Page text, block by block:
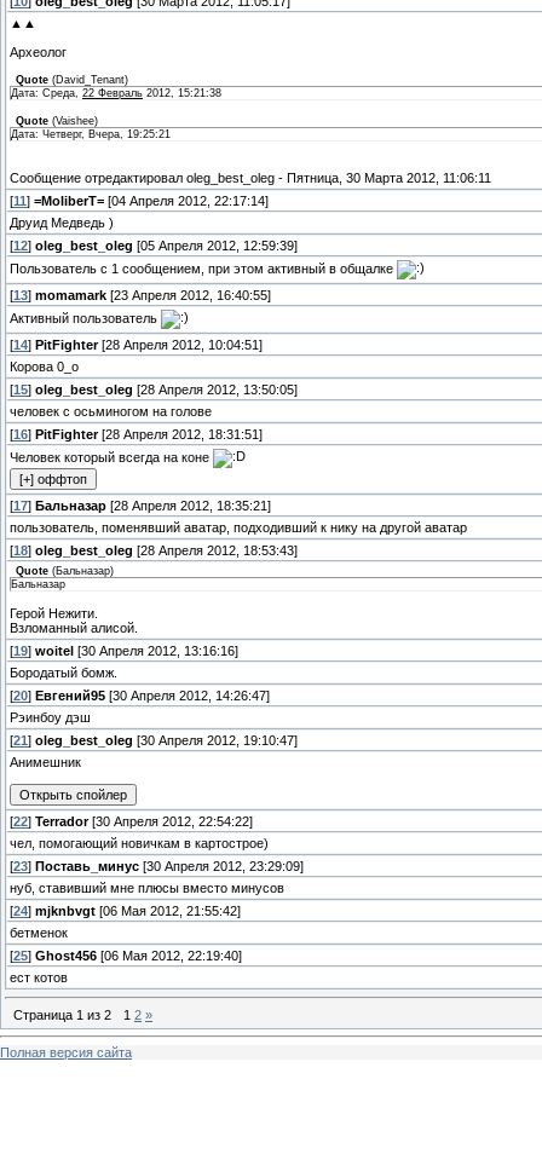
▲▲
Археолог
Quote (David_Tenant)
Дата: Среда, 22 Февраль 2012, 15:21:38
Quote (Vaishee)
Дата: Четверг, Вчера, 19:25:21
Сообщение отредактировал oleg_best_oleg - Пятница, 30 Марта 2012, 11:06:11
[11 ] =MoliberT= [04 Апреля 2012, 22:17:14]
Друид Медведь )
[12] oleg_best_oleg [05 Апреля 2012, 12:59:39]
Пользователь с 1 сообщением, при этом активный в общалке
[13] momamark [23 Апреля 2012, 16:40:55]
Активный пользователь
[14] PitFighter[28 Апреля 2012, 10:04:51]
Корова 0_о
[15] oleg_best_oleg [28 Апреля 2012, 13:50:05]
человек с осьминогом на голове
[16] PitFighter[28 Апреля 2012, 18:31:51]
Человек который всегда на коне
[17] Бальназар [28 Апреля 2012, 18:35:21]
пользователь, поменявший аватар, подходивший к нику на другой аватар
[18] oleg_best_oleg [28 Апреля 2012, 18:53:43]
Quote (Бальназар)
Бальназар
Герой Нежити.
Взломанный алисой.
[19] woitel [30 Апреля 2012, 13:16:16]
Бородатый бомж.
[20] Евгений95 [30 Апреля 2012, 14:26:47]
Рэинбоу дэш
[21 ] oleg_best_oleg [30 Апреля 2012, 19:10:47]
Анимешник
[22] Terrador[30 Апреля 2012, 22:54:22]
чел, помогающий новичкам в картострое)
[23] Поставь_минус [30 Апреля 2012, 23:29:09]
нуб, ставивший мне плюсы вместо минусов
[24] mjknbvgt [06 Мая 2012, 21:55:42]
бетменок
[25] Ghost456 [06 Мая 2012, 22:19:40]
ест котов
Страница 1 из 2 1 2 »
Полная версия сайта